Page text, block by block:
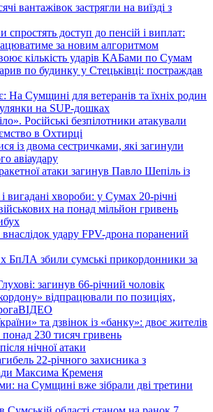
вантажівок застрягли на виїзді з
доступ до пенсій і виплат:
за новим алгоритмом
кількість ударів КАБами по Сумам
по будинку у Стецьківці: постраждав
На Сумщині для ветеранів та їхніх родин
на SUP-дошках
Російські безпілотники атакували
в Охтирці
із двома сестричками, які загинули
авіаудару
атаки загинув Павло Шепіль із
вигадані хвороби: у Сумах 20-річні
на понад мільйон гривень
удару FPV-дрона поранений
БпЛА збили сумські прикордонники за
загинув 66-річний чоловік
відпрацювали по позиціях,
ВІДЕО
та дзвінок із «банку»: двоє жителів
230 тисяч гривень
нічної атаки
22-річного захисника з
Максима Кременя
на Сумщині вже зібрали дві третини